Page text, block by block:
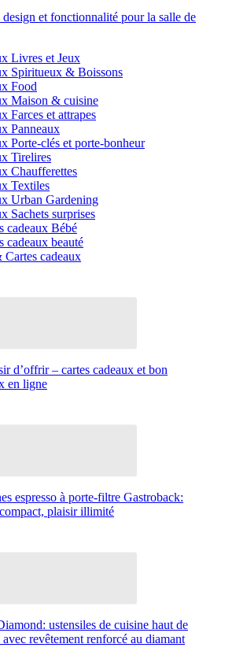
design et fonctionnalité pour la salle de
Livres et Jeux
Spiritueux & Boissons
Food
Maison & cuisine
Farces et attrapes
Panneaux
Porte-clés et porte-bonheur
Tirelires
Chaufferettes
Textiles
Urban Gardening
Sachets surprises
cadeaux Bébé
cadeaux beauté
Cartes cadeaux
d’offrir – cartes cadeaux et bon
en ligne
espresso à porte-filtre Gastroback:
plaisir illimité
ustensiles de cuisine haut de
avec revêtement renforcé au diamant